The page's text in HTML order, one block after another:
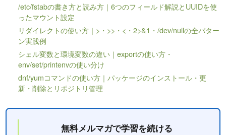
/etc/fstabの書き方と読み方｜6つのフィールド解説とUUIDを使
ったマウント設定
リダイレクトの使い方｜>・>>・<・2>&1・/dev/nullの全パター
ン実践例
シェル変数と環境変数の違い｜exportの使い方・
env/set/printenvの使い分け
dnf/yumコマンドの使い方｜パッケージのインストール・更
新・削除とリポジトリ管理
無料メルマガで学習を続ける